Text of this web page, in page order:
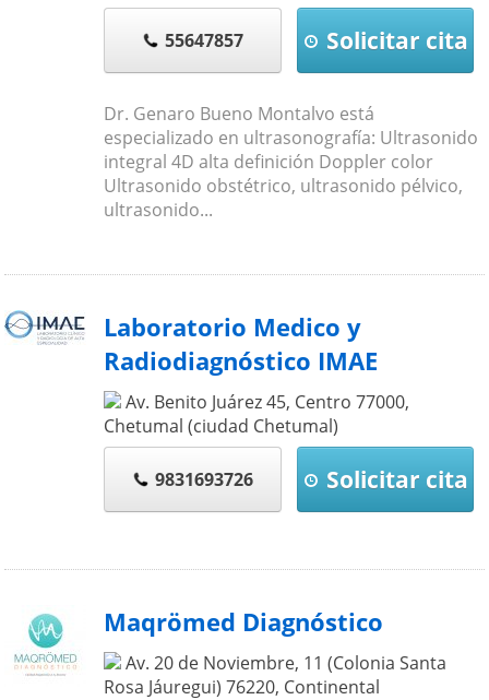
55647857 Solicitar cita
Dr. Genaro Bueno Montalvo está
especializado en ultrasonografía: Ultrasonido
integral 4D alta definición Doppler color
Ultrasonido obstétrico, ultrasonido pélvico,
ultrasonido...
Laboratorio Medico y
Radiodiagnóstico IMAE
Av. Benito Juárez 45, Centro 77000,
Chetumal (ciudad Chetumal)
9831693726 Solicitar cita
Maqrömed Diagnóstico
Av. 20 de Noviembre, 11 (Colonia Santa
Rosa Jáuregui) 76220, Continental